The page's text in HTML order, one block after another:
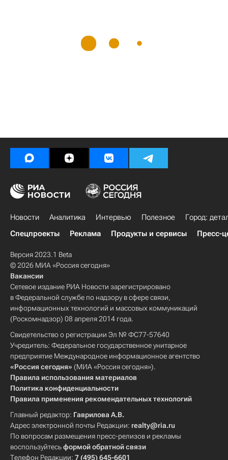
Новости Аналитика Интервью Полезное
Город:
Спецпроекты
Реклама Продукты и сервисы Пресс-
Версия 2023.1 Beta
© 2026 МИА «Россия сегодня»
Вакансии
Сетевое издание РИА Новости зарегистрировано
в Федеральной службе по надзору в сфере связи,
информационных технологий и массовых коммуникаций
(Роскомнадзор) 08 апреля 2014 года.
Свидетельство о регистрации Эл № ФС77-57640
Учредитель: Федеральное государственное унитарное
предприятие Международное информационное агентство
«Россия сегодня» (МИА «Россия сегодня»).
Правила использования материалов
Политика конфиденциальности
Правила применения рекомендательных технологий
Главный редактор: Гаврилова А.В.
Адрес электронной почты Редакции: realty@ria.ru
По вопросам размещения пресс-релизов и рекламы
воспользуйтесьформой обратной связи
Телефон Редакции: 7 (495) 645-6601